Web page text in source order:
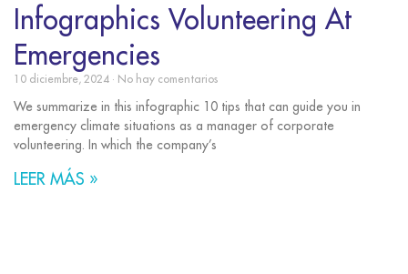
Infographics Volunteering At
Emergencies
10 diciembre, 2024 No hay comentarios
We summarize in this infographic 10 tips that can guide you in
emergency climate situations as a manager of corporate
volunteering. In which the company’s
LEER MÁS »